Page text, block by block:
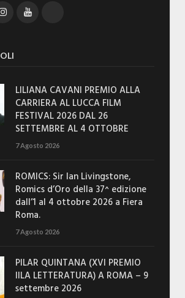
InstagramYouTube
LILIANA CAVANI PREMIO ALLA
CARRIERA AL LUCCA FILM
FESTIVAL 2026 DAL 26
SETTEMBRE AL 4 OTTOBRE
7 Agosto 2026
ROMICS: Sir Ian Livingstone,
Romics d’Oro della 37^ edizione
dall’1 al 4 ottobre 2026 a Fiera
Roma.
7 Agosto 2026
PILAR QUINTANA (XVI PREMIO
IILA LETTERATURA) A ROMA – 9
settembre 2026